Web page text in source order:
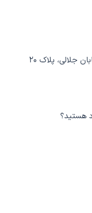
جلالی، پلاک ۲۰
هستید؟